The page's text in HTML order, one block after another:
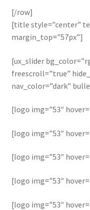
[/row]
[title style=”center”
margin_top=”57px”]
[ux_slider
freescroll=”true”
nav_color=”dark”
[logo img=”53″
[logo img=”53″
[logo img=”53″
[logo img=”53″
[logo img=”53″